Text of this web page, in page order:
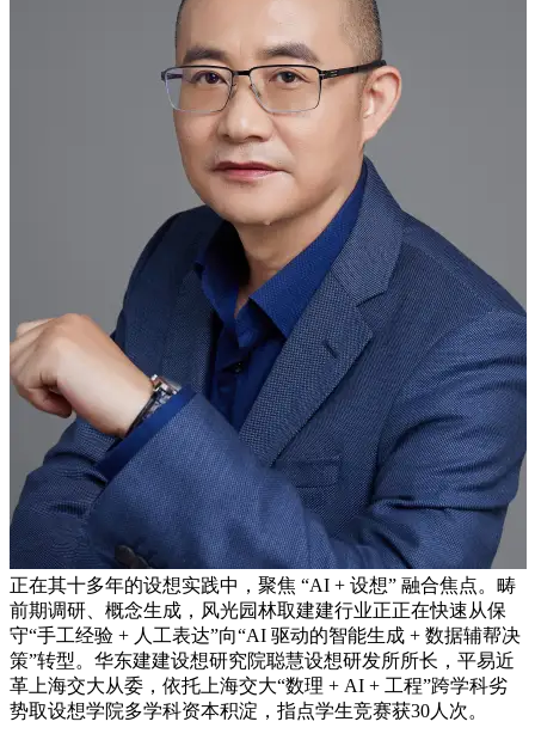
正在其十多年的设想实践中，聚焦 “AI + 设想” 融合焦点。畴
前期调研、概念生成，风光园林取建建行业正正在快速从保
守“手工经验 + 人工表达”向“AI 驱动的智能生成 + 数据辅帮决
策”转型。华东建建设想研究院聪慧设想研发所所长，平易近
革上海交大从委，依托上海交大“数理 + AI + 工程”跨学科劣
势取设想学院多学科资本积淀，指点学生竞赛获30人次。